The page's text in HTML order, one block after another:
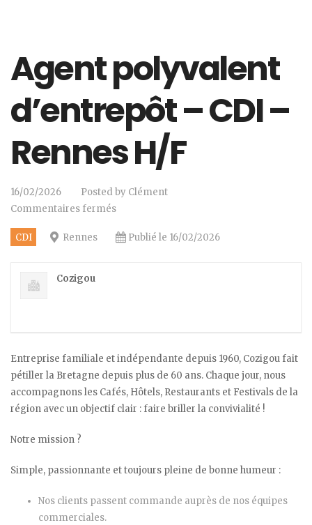
Agent polyvalent
d’entrepôt – CDI –
Rennes H/F
16/02/2026 Posted by Clément
Commentaires fermés
CDI Rennes Publié le 16/02/2026
Cozigou
Entreprise familiale et indépendante depuis 1960, Cozigou fait
pétiller la Bretagne depuis plus de 60 ans. Chaque jour, nous
accompagnons les Cafés, Hôtels, Restaurants et Festivals de la
région avec un objectif clair : faire briller la convivialité !
Notre mission ?
Simple, passionnante et toujours pleine de bonne humeur :
Nos clients passent commande auprès de nos équipes
commerciales.